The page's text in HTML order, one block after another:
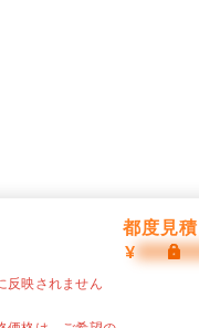
都度見
¥
反映されません